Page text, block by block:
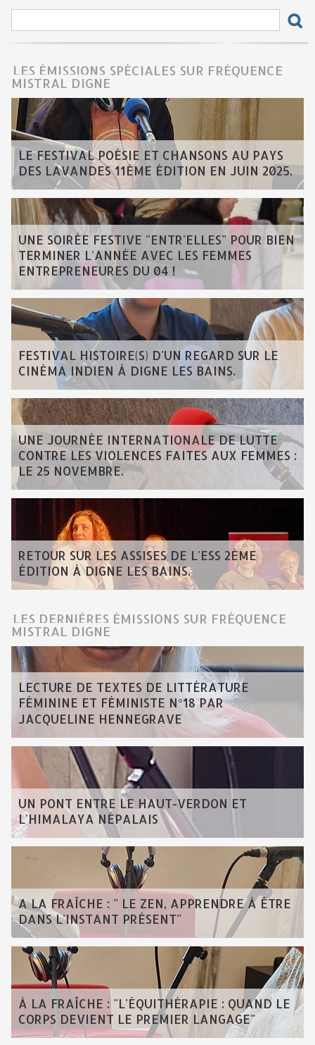
LES ÉMISSIONS SPÉCIALES SUR FRÉQUENCE
MISTRAL DIGNE
LE FESTIVAL POÉSIE ET CHANSONS AU PAYS
DES LAVANDES 11ÈME ÉDITION EN JUIN 2025.
UNE SOIRÉE FESTIVE "ENTR'ELLES" POUR BIEN
TERMINER L'ANNÉE AVEC LES FEMMES
ENTREPRENEURES DU 04 !
FESTIVAL HISTOIRE(S) D'UN REGARD SUR LE
CINÉMA INDIEN À DIGNE LES BAINS.
UNE JOURNÉE INTERNATIONALE DE LUTTE
CONTRE LES VIOLENCES FAITES AUX FEMMES :
LE 25 NOVEMBRE.
RETOUR SUR LES ASSISES DE L'ESS 2ÈME
ÉDITION À DIGNE LES BAINS.
LES DERNIÈRES ÉMISSIONS SUR FRÉQUENCE
MISTRAL DIGNE
LECTURE DE TEXTES DE LITTÉRATURE
FÉMININE ET FÉMINISTE N°18 PAR
JACQUELINE HENNEGRAVE
UN PONT ENTRE LE HAUT-VERDON ET
L'HIMALAYA NÉPALAIS
A LA FRAÎCHE : " LE ZEN, APPRENDRE À ÊTRE
DANS L'INSTANT PRÉSENT"
À LA FRAÎCHE : "L'ÉQUITHÉRAPIE : QUAND LE
CORPS DEVIENT LE PREMIER LANGAGE"